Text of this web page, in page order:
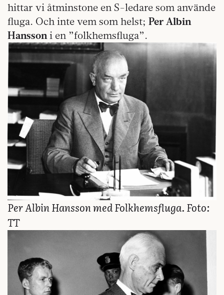
hittar vi åtminstone en S-ledare som använde
fluga. Och inte vem som helst; Per Albin
Hansson i en ”folkhemsfluga”.
Per Albin Hansson med Folkhemsfluga. Foto:
TT